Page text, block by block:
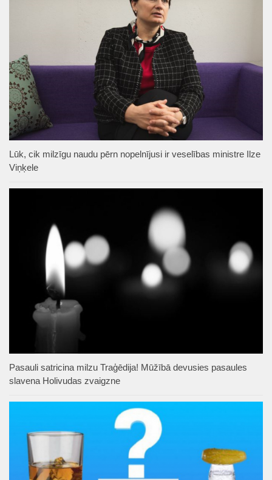
Lūk, cik milzīgu naudu pērn nopelnījusi ir veselības ministre Ilze
Viņķele
Pasauli satricina milzu Traģēdija! Mūžībā devusies pasaules
slavena Holivudas zvaigzne